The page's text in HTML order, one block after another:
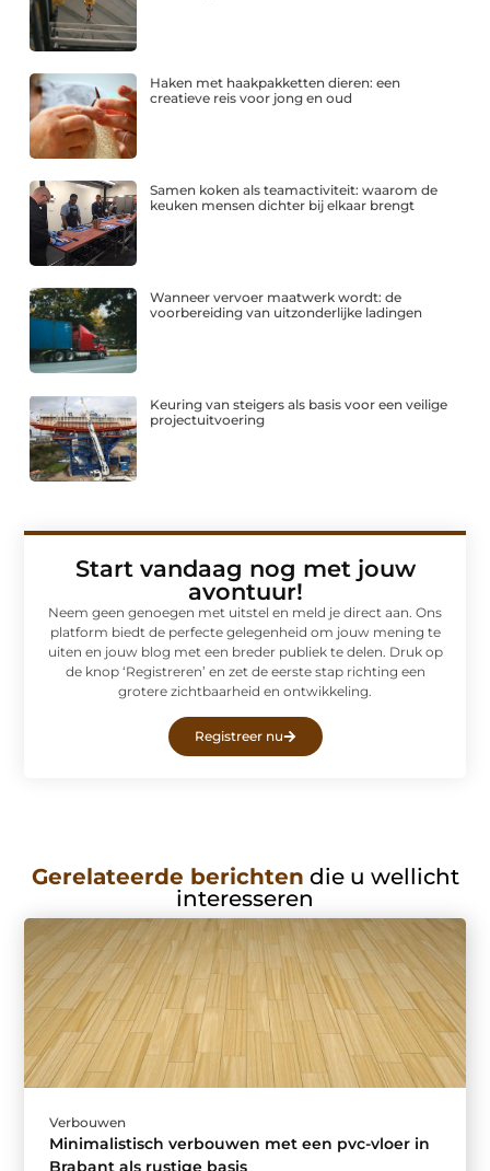
Haken met haakpakketten dieren: een
creatieve reis voor jong en oud
Samen koken als teamactiviteit: waarom de
keuken mensen dichter bij elkaar brengt
Wanneer vervoer maatwerk wordt: de
voorbereiding van uitzonderlijke ladingen
Keuring van steigers als basis voor een veilige
projectuitvoering
Start vandaag nog met jouw
avontuur!
Neem geen genoegen met uitstel en meld je direct aan. Ons
platform biedt de perfecte gelegenheid om jouw mening te
uiten en jouw blog met een breder publiek te delen. Druk op
de knop ‘Registreren’ en zet de eerste stap richting een
grotere zichtbaarheid en ontwikkeling.
Registreer nu
Gerelateerde berichten die u wellicht
interesseren
Verbouwen
Minimalistisch verbouwen met een pvc-vloer in